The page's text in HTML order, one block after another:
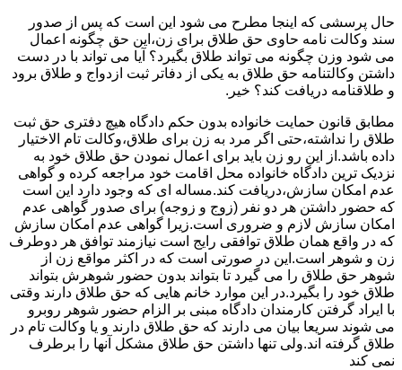
حال پرسشی که اینجا مطرح می شود این است که پس از صدور
سند وکالت نامه حاوی حق طلاق برای زن،این حق چگونه اعمال
می شود وزن چگونه می تواند طلاق بگیرد؟ آیا می تواند با در دست
داشتن وکالتنامه حق طلاق به یکی از دفاتر ثبت ازدواج و طلاق برود
و طلاقنامه دریافت کند؟ خیر.
مطابق قانون حمایت خانواده بدون حکم دادگاه هیچ دفتری حق ثبت
طلاق را نداشته،حتی اگر مرد به زن برای طلاق،وکالت تام الاختیار
داده باشد.از این رو زن باید برای اعمال نمودن حق طلاق خود به
نزدیک ترین دادگاه خانواده محل اقامت خود مراجعه کرده و گواهی
عدم امکان سازش،دریافت کند.مساله ای که وجود دارد این است
که حضور داشتن هر دو نفر (زوج و زوجه) برای صدور گواهی عدم
امکان سازش لازم و ضروری است.زیرا گواهی عدم امکان سازش
که در واقع همان طلاق توافقی رایج است نیازمند توافق هر دوطرف
زن و شوهر است.این در صورتی است که در اکثر مواقع زن از
شوهر حق طلاق را می گیرد تا بتواند بدون حضور شوهرش بتواند
طلاق خود را بگیرد.در این موارد خانم هایی که حق طلاق دارند وقتی
با ایراد گرفتن کارمندان دادگاه مبنی بر الزام حضور شوهر روبرو
می شوند سریعا بیان می دارند که حق طلاق دارند و یا وکالت تام در
طلاق گرفته اند.ولی تنها داشتن حق طلاق مشکل آنها را برطرف
نمی کند